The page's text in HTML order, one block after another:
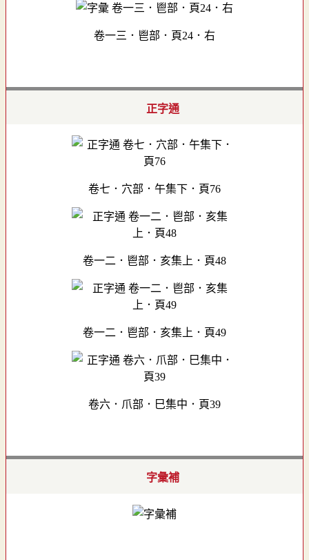
卷一三．鬯部．頁24．右
正字通
卷七．穴部．午集下．頁76
卷一二．鬯部．亥集上．頁48
卷一二．鬯部．亥集上．頁49
卷六．爪部．巳集中．頁39
字彙補